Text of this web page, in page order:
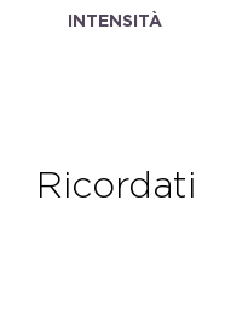
INTENSITÀ
ricordati